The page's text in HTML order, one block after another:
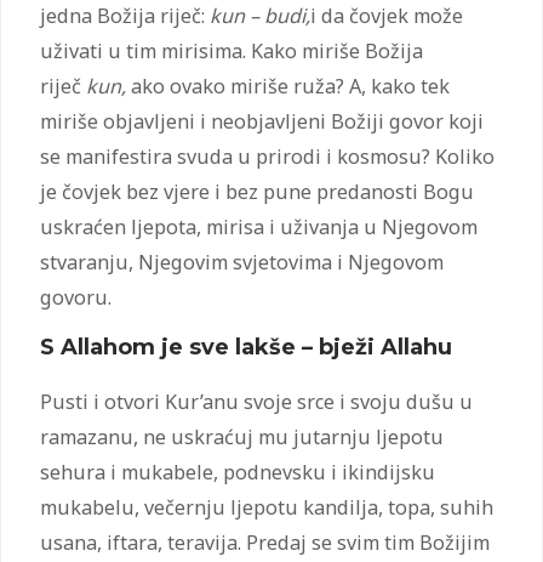
jedna Božija riječ: kun – budi,i da čovjek može
uživati u tim mirisima. Kako miriše Božija
riječ kun,ako ovako miriše ruža? A, kako tek
miriše objavljeni i neobjavljeni Božiji govor koji
se manifestira svuda u prirodi i kosmosu? Koliko
je čovjek bez vjere i bez pune predanosti Bogu
uskraćen ljepota, mirisa i uživanja u Njegovom
stvaranju, Njegovim svjetovima i Njegovom
govoru.
S Allahom je sve lakše – bježi Allahu
Pusti i otvori Kur’anu svoje srce i svoju dušu u
ramazanu, ne uskraćuj mu jutarnju ljepotu
sehura i mukabele, podnevsku i ikindijsku
mukabelu, večernju ljepotu kandilja, topa, suhih
usana, iftara, teravija. Predaj se svim tim Božijim